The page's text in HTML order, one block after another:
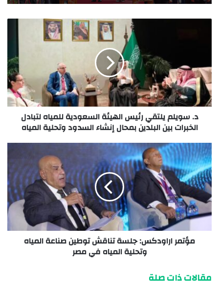
د. سويلم يلتقي رئيس الهيئة السعودية للمياه لتبادل
الخبرات بين البلدين بمحال إنشاء السدود وتحلية المياه
مؤتمر اراودكس: جلسة تناقش توطين صناعة المياه
وتحلية المياه في مصر
مقالات ذات صلة